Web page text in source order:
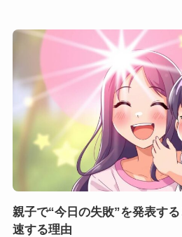
親子で“今日の失敗”を発表す
速する理由